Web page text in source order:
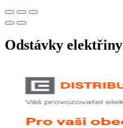
Odstávky elektřiny